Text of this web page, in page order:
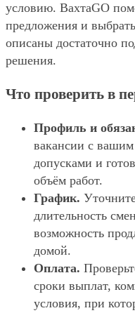
условию. ВахтаGO
предложения и
описаны достаточно
решения.
Что проверить в
Профиль и
вакансии с
допусками и
объём работ.
График.
длительность
возможность
домой.
Оплата.
сроки выплат,
условия, при